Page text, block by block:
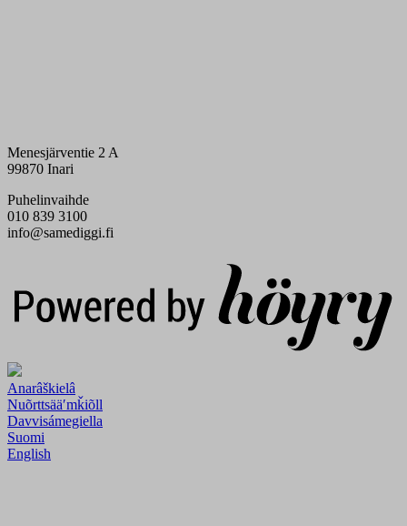
Menesjärventie 2 A
99870 Inari
Puhelinvaihde
010 839 3100
info@samediggi.fi
Anarâškielâ
Nuõrttsääʹmǩiõll
Davvisámegiella
Suomi
English